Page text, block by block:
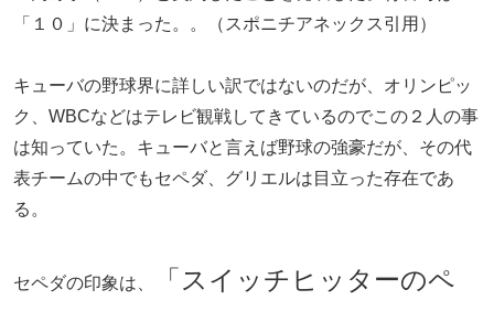
「１０」に決まった。。（スポニチアネックス引用）
キューバの野球界に詳しい訳ではないのだが、オリンピッ
ク、WBCなどはテレビ観戦してきているのでこの２人の事
は知っていた。キューバと言えば野球の強豪だが、その代
表チームの中でもセペダ、グリエルは目立った存在であ
る。
セペダの印象は、
「スイッチヒッターのペ